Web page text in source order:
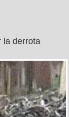
la derrota